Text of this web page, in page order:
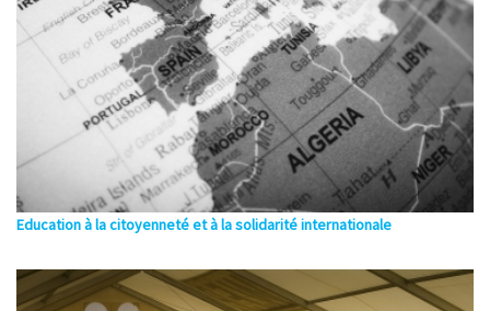
Education à la citoyenneté et à la solidarité internationale